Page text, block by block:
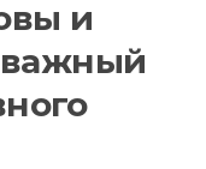
и
важный